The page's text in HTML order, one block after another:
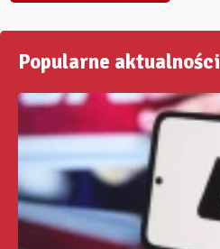
Popularne aktualności